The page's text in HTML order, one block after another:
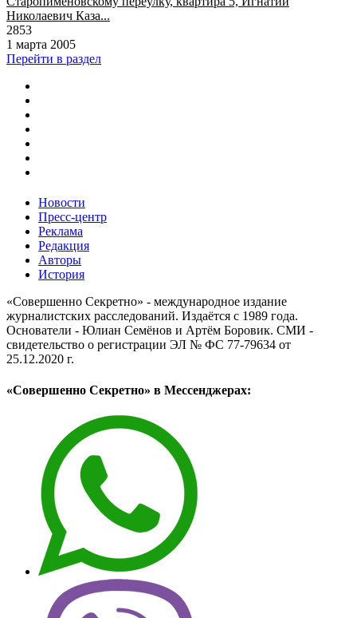
Николаевич Каза...
2853
1 марта 2005
Перейти в раздел
Новости
Пресс-центр
Реклама
Редакция
Авторы
История
«Совершенно Секретно» - международное издание
журналистских расследований. Издаётся с 1989 года.
Основатели - Юлиан Семёнов и Артём Боровик. CМИ -
свидетельство о регистрации ЭЛ № ФС 77-79634 от
25.12.2020 г.
«Совершенно Секретно» в Мессенджерах: